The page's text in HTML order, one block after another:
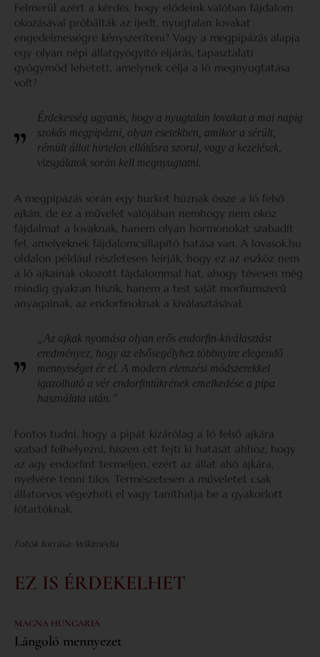
Felmerül azért a kérdés, hogy elődeink valóban fájdalom
okozásával próbálták az ijedt, nyugtalan lovakat
engedelmességre kényszeríteni? Vagy a megpipázás alapja
egy olyan népi állatgyógyító eljárás, tapasztalati
gyógymód lehetett, amelynek célja a ló megnyugtatása
volt?
Érdekesség ugyanis, hogy a nyugtalan lovakat a mai napig
szokás megpipázni, olyan esetekben, amikor a sérült,
rémült állat hirtelen ellátásra szorul, vagy a kezelések,
vizsgálatok során kell megnyugtatni.
A megpipázás során egy hurkot húznak össze a ló felső
ajkán, de ez a művelet valójában nemhogy nem okoz
fájdalmat a lovaknak, hanem olyan hormonokat szabadít
fel, amelyeknek fájdalomcsillapító hatása van. A lovasok.hu
oldalon például részletesen leírják, hogy ez az eszköz nem
a ló ajkainak okozott fájdalommal hat, ahogy tévesen még
mindig gyakran hiszik, hanem a test saját morfiumszerű
anyagainak, az endorfinoknak a kiválasztásával.
„Az ajkak nyomása olyan erős endorfin-kiválasztást
eredményez, hogy az elsősegélyhez többnyire elegendő
mennyiséget ér el. A modern elemzési módszerekkel
igazolható a vér endorfintükrének emelkedése a pipa
használata után.”
Fontos tudni, hogy a pipát kizárólag a ló felső ajkára
szabad felhelyezni, hiszen ott fejti ki hatását ahhoz, hogy
az agy endorfint termeljen, ezért az állat alsó ajkára,
nyelvére tenni tilos. Természetesen a műveletet csak
állatorvos végezheti el vagy taníthatja be a gyakorlott
lótartóknak.
Fotók forrása: Wikimédia
EZ IS ÉRDEKELHET
MAGNA HUNGARIA
Lángoló mennyezet